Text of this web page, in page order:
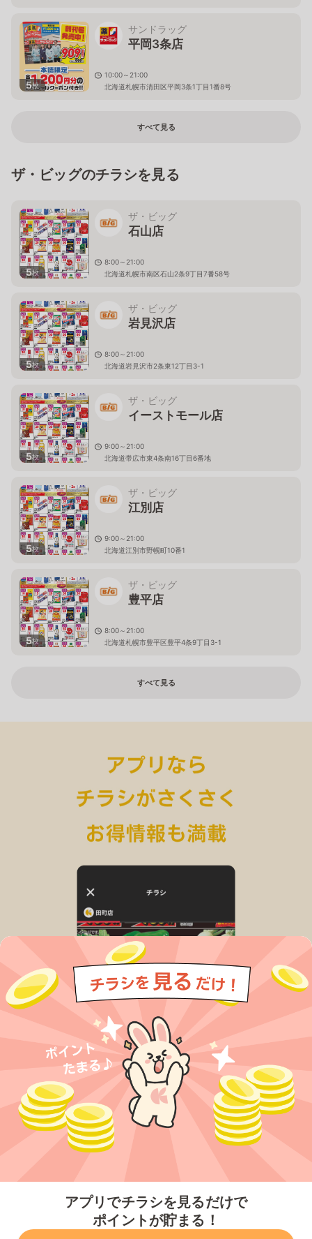
アプリでチラシを見るだけで
ポイントが貯まる！
5枚
サンドラッグ
平岡3条店
10:00～21:00
北海道札幌市清田区平岡3条1丁目1番8号
すべて見る
ザ・ビッグのチラシを見る
5枚
ザ・ビッグ
石山店
8:00～21:00
北海道札幌市南区石山2条9丁目7番58号
5枚
ザ・ビッグ
岩見沢店
8:00～21:00
北海道岩見沢市2条東12丁目3-1
5枚
ザ・ビッグ
イーストモール店
9:00～21:00
北海道帯広市東4条南16丁目6番地
5枚
ザ・ビッグ
江別店
9:00～21:00
北海道江別市野幌町10番1
5枚
ザ・ビッグ
豊平店
8:00～21:00
北海道札幌市豊平区豊平4条9丁目3-1
すべて見る